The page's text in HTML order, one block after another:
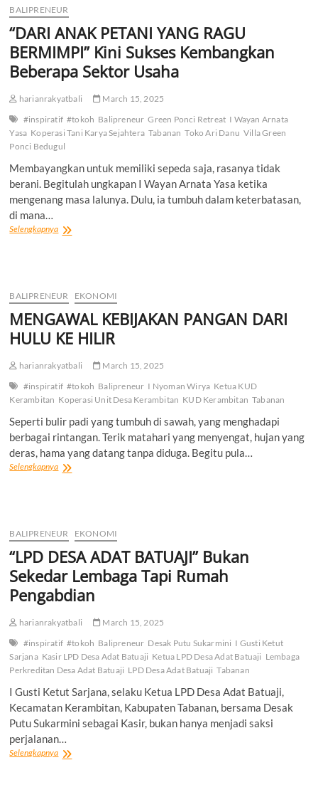
Permata
Dhana
Mandiri
Dengan
Semangat
Kemandirian
BALIPRENEUR
“DARI ANAK PETANI YANG RAGU
BERMIMPI” Kini Sukses Kembangkan
Beberapa Sektor Usaha
harianrakyatbali
March 15, 2025
#inspiratif #tokoh Balipreneur Green Ponci Retreat I Wayan Arnata
Yasa Koperasi Tani Karya Sejahtera Tabanan Toko Ari Danu Villa Green
Ponci Bedugul
Membayangkan untuk memiliki sepeda saja, rasanya tidak
berani. Begitulah ungkapan I Wayan Arnata Yasa ketika
mengenang masa lalunya. Dulu, ia tumbuh dalam keterbatasan,
di mana…
Selengkapnya“DARI
BERMIMPI”
Kini
Sukses
Kembangkan
Beberapa
Usaha
BALIPRENEUR EKONOMI
MENGAWAL KEBIJAKAN PANGAN DARI
HULU KE HILIR
harianrakyatbali
March 15, 2025
#inspiratif #tokoh Balipreneur I Nyoman Wirya Ketua KUD
Kerambitan Koperasi Unit Desa Kerambitan KUD Kerambitan Tabanan
Seperti bulir padi yang tumbuh di sawah, yang menghadapi
berbagai rintangan. Terik matahari yang menyengat, hujan yang
deras, hama yang datang tanpa diduga. Begitu pula…
SelengkapnyaMENGAWAL
KE
HILIR
BALIPRENEUR EKONOMI
“LPD DESA ADAT BATUAJI” Bukan
Sekedar Lembaga Tapi Rumah
Pengabdian
harianrakyatbali
March 15, 2025
#inspiratif #tokoh Balipreneur Desak Putu Sukarmini I Gusti Ketut
Sarjana Kasir LPD Desa Adat Batuaji Ketua LPD Desa Adat Batuaji Lembaga
Perkreditan Desa Adat Batuaji LPD Desa Adat Batuaji Tabanan
I Gusti Ketut Sarjana, selaku Ketua LPD Desa Adat Batuaji,
Kecamatan Kerambitan, Kabupaten Tabanan, bersama Desak
Putu Sukarmini sebagai Kasir, bukan hanya menjadi saksi
perjalanan…
Selengkapnya“LPD